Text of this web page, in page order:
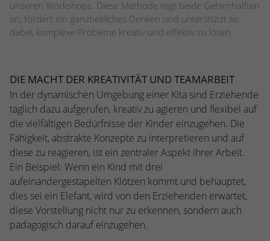
unseren Workshops. Diese Methode regt beide Gehirnhälften
an, fördert ein ganzheitliches Denken und unterstützt so
dabei, komplexe Probleme kreativ und effektiv zu lösen.
DIE MACHT DER KREATIVITÄT UND TEAMARBEIT
In der dynamischen Umgebung einer Kita sind Erziehende
täglich dazu aufgerufen, kreativ zu agieren und flexibel auf
die vielfältigen Bedürfnisse der Kinder einzugehen. Die
Fähigkeit, abstrakte Konzepte zu interpretieren und auf
diese zu reagieren, ist ein zentraler Aspekt ihrer Arbeit.
Ein Beispiel: Wenn ein Kind mit drei
aufeinandergestapelten Klötzen kommt und behauptet,
dies sei ein Elefant, wird von den Erziehenden erwartet,
diese Vorstellung nicht nur zu erkennen, sondern auch
pädagogisch darauf einzugehen.
Name cookie_optin
Laufzeit 1 Jahr
Zweck
Enthält die gewählten Cookie-
Einstellungen.
Name SBW_user
Anbieter TYPO3
Laufzeit Sitzungsende
Dieses Cookie ist ein Standard-Session-
Cookie-Informationen anzeigen
Diese Gruppe beinhaltet alle Skripte für analytisches Tracking
und zugehörige Cookies. Es hilft uns die Nutzererfahrung der
Website zu verbessern.
Name _ga
Anbieter Google Analytics
Laufzeit 2 Jahre
Dieses Cookie wird von Google Analytics
installiert. Das Cookie wird verwendet, um
Besucher-, Sitzungs- und Kampagnendaten
Cookie-Informationen anzeigen